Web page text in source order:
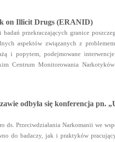
on Illicit Drugs (ERANID)
przekraczających granice
aspektów związanych z
i popytem, podejmowane
Centrum Monitorowania
odbyła się konferencja pn.
ds. Przeciwdziałania Narkomanii we
do badaczy, jak i praktyków